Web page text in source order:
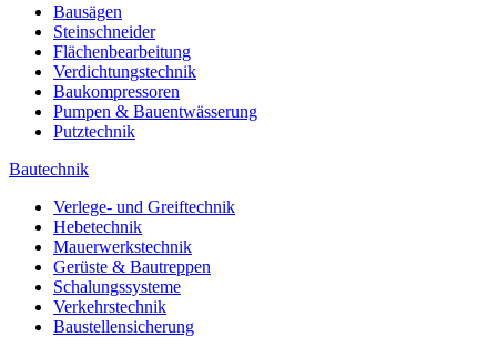
Bausägen
Steinschneider
Flächenbearbeitung
Verdichtungstechnik
Baukompressoren
Pumpen & Bauentwässerung
Putztechnik
Bautechnik
Verlege- und Greiftechnik
Hebetechnik
Mauerwerkstechnik
Gerüste & Bautreppen
Schalungssysteme
Verkehrstechnik
Baustellensicherung